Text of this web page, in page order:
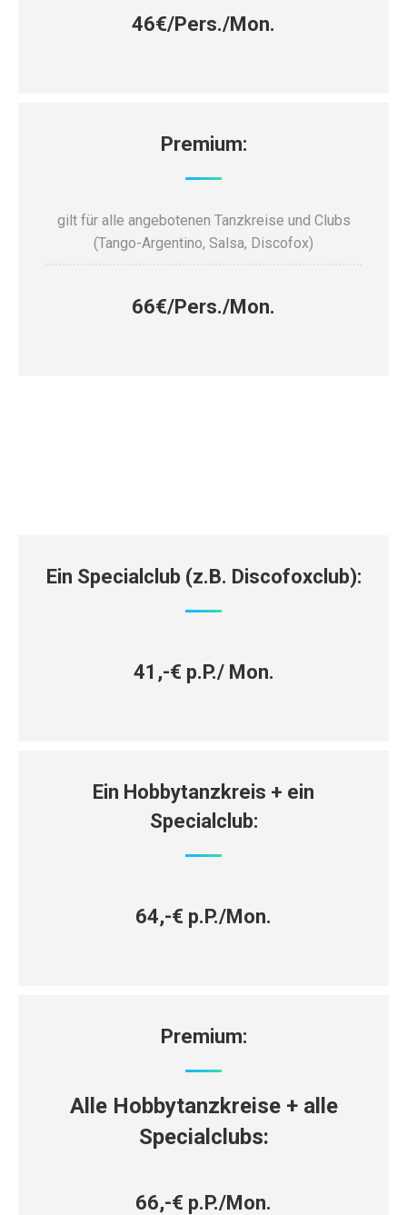
46€/Pers./Mon.
Premium:
gilt für alle angebotenen Tanzkreise und Clubs
(Tango-Argentino, Salsa, Discofox)
66€/Pers./Mon.
Ein Specialclub (z.B. Discofoxclub):
41,-€ p.P./ Mon.
Ein Hobbytanzkreis + ein
Specialclub:
64,-€ p.P./Mon.
Premium:
Alle Hobbytanzkreise + alle
Specialclubs:
66,-€ p.P./Mon.